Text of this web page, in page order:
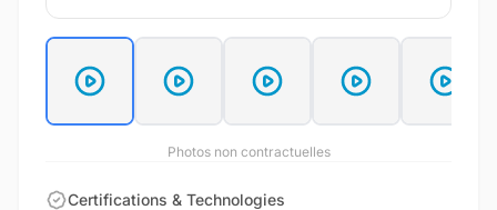
Photos non contractuelles
Certifications & Technologies